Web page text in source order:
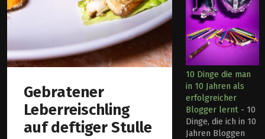
Gebratener
Leberreischling
auf deftiger Stulle
10 Dinge die man
in 10 Jahren als
erfolgreicher
Blogger lernt - 10
Dinge, die ich in 10
Jahren Bloggen